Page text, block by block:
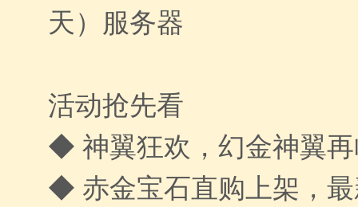
天）服务器
活动抢先看
◆ 神翼狂欢，幻金神翼
◆ 赤金宝石直购上架，